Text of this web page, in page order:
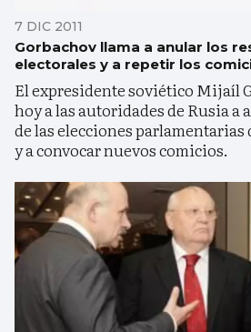
7 DIC 2011
Gorbachov llama a anular los
electorales y a repetir los
El expresidente soviético Mijaíl
hoy a las autoridades de Rusia a
de las elecciones
y a convocar nuevos comicios.